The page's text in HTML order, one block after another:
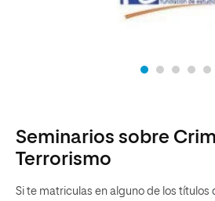
Seminarios sobre
Terrorismo
Si te matriculas en alguno de los títulos